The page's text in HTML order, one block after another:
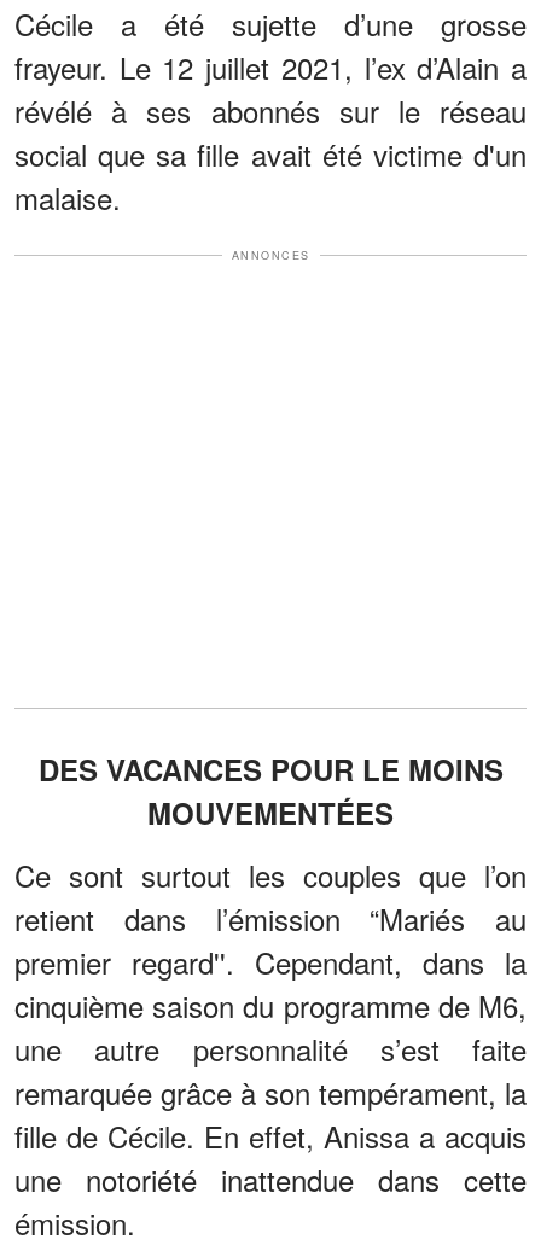
Cécile a été sujette d’une grosse
frayeur. Le 12 juillet 2021, l’ex d’Alain a
révélé à ses abonnés sur le réseau
social que sa fille avait été victime d'un
malaise.
ANNONCES
DES VACANCES POUR LE MOINS
MOUVEMENTÉES
Ce sont surtout les couples que l’on
retient dans l’émission “Mariés au
premier regard''. Cependant, dans la
cinquième saison du programme de M6,
une autre personnalité s’est faite
remarquée grâce à son tempérament, la
fille de Cécile. En effet, Anissa a acquis
une notoriété inattendue dans cette
émission.